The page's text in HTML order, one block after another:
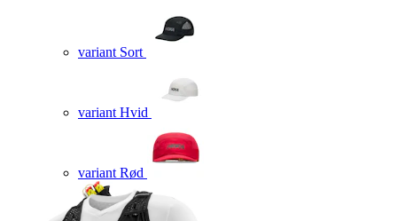
variant Sort
variant Hvid
variant Rød